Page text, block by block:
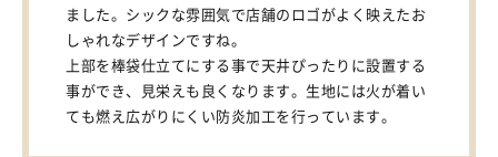
ました。シックな雰囲気で店舗のロゴがよく映えたお
しゃれなデザインですね。
上部を棒袋仕立てにする事で天井ぴったりに設置する
事ができ、見栄えも良くなります。生地には火が着い
ても燃え広がりにくい防炎加工を行っています。